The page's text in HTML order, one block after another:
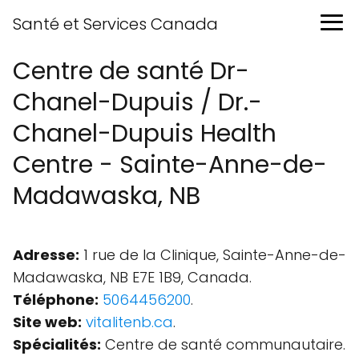
Santé et Services Canada
Centre de santé Dr-
Chanel-Dupuis / Dr.-
Chanel-Dupuis Health
Centre - Sainte-Anne-de-
Madawaska, NB
Adresse: 1 rue de la Clinique, Sainte-Anne-de-
Madawaska, NB E7E 1B9, Canada.
Téléphone: 5064456200.
Site web: vitalitenb.ca.
Spécialités: Centre de santé communautaire.